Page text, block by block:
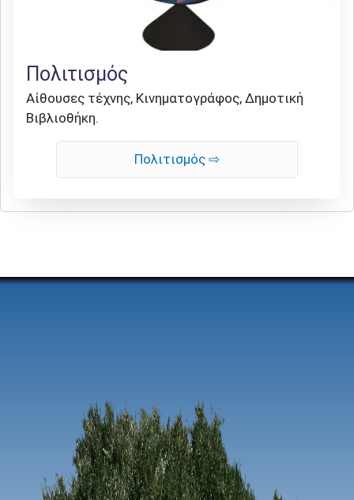
Πολιτισμός
Αίθουσες τέχνης, Κινηματογράφος, Δημοτική
Βιβλιοθήκη.
Πολιτισμός